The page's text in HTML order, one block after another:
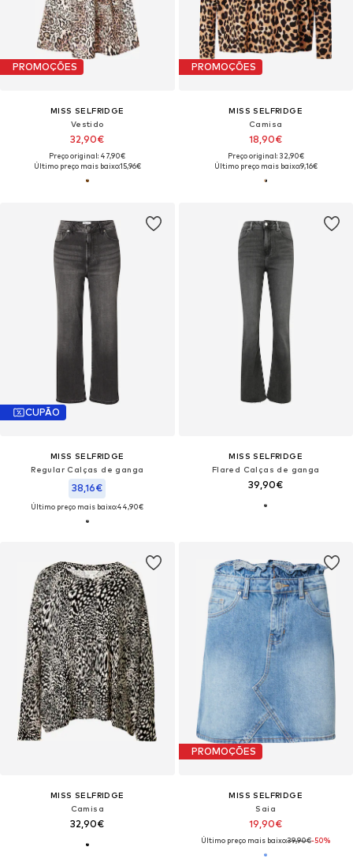
PROMOÇÕES
MISS SELFRIDGE
Vestido
32,90€
Preço original: 47,90€
Último preço mais baixo:15,96€
PROMOÇÕES
MISS SELFRIDGE
Camisa
18,90€
Preço original: 32,90€
Último preço mais baixo:9,16€
CUPÃO
MISS SELFRIDGE
Regular Calças de ganga
38,16€
Último preço mais baixo:44,90€
MISS SELFRIDGE
Flared Calças de ganga
39,90€
MISS SELFRIDGE
Camisa
32,90€
PROMOÇÕES
MISS SELFRIDGE
Saia
19,90€
Último preço mais baixo:39,90€-50%